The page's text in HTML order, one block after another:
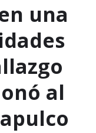
una
al